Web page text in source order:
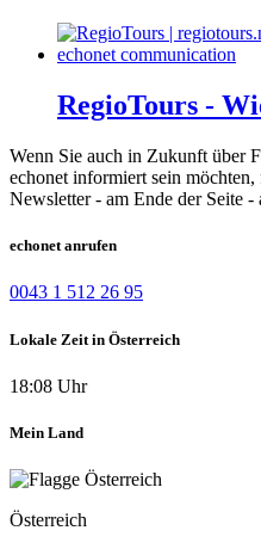
RegioTours -
Wenn Sie auch in Zukunft über
echonet informiert sein
Newsletter - am Ende der Seite -
echonet anrufen
0043 1 512 26 95
Lokale Zeit in Österreich
18:08 Uhr
Mein Land
Österreich